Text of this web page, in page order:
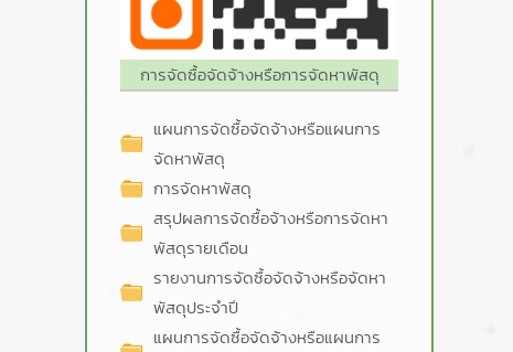
การจัดซื้อจัดจ้างหรือการจัดหาพัสดุ
แผนการจัดซื้อจัดจ้างหรือแผนการ
จัดหาพัสดุ
การจัดหาพัสดุ
สรุปผลการจัดซื้อจ้างหรือการจัดหา
พัสดุรายเดือน
รายงานการจัดซื้อจัดจ้างหรือจัดหา
พัสดุประจำปี
แผนการจัดซื้อจัดจ้างหรือแผนการ